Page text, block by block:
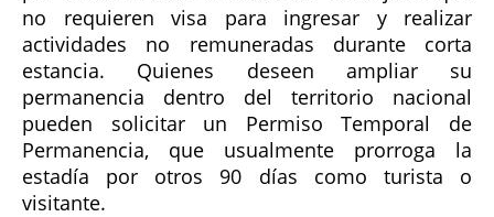
no requieren visa para ingresar y realizar
actividades no remuneradas durante corta
estancia. Quienes deseen ampliar su
permanencia dentro del territorio nacional
pueden solicitar un Permiso Temporal de
Permanencia, que usualmente prorroga la
estadía por otros 90 días como turista o
visitante.